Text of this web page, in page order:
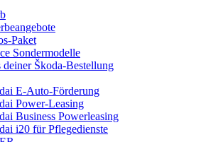
Paket
Sondermodelle
deiner Škoda-Bestellung
E-Auto-Förderung
Power-Leasing
Business Powerleasing
i20 für Pflegedienste